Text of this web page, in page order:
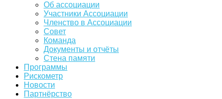
Об ассоциации
Участники Ассоциации
Членство в Ассоциации
Совет
Команда
Документы и отчёты
Стена памяти
Программы
Рискометр
Новости
Партнёрство